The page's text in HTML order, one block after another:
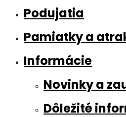
Podujatia
Pamiatky a
Informácie
Novinky a
Dôležité